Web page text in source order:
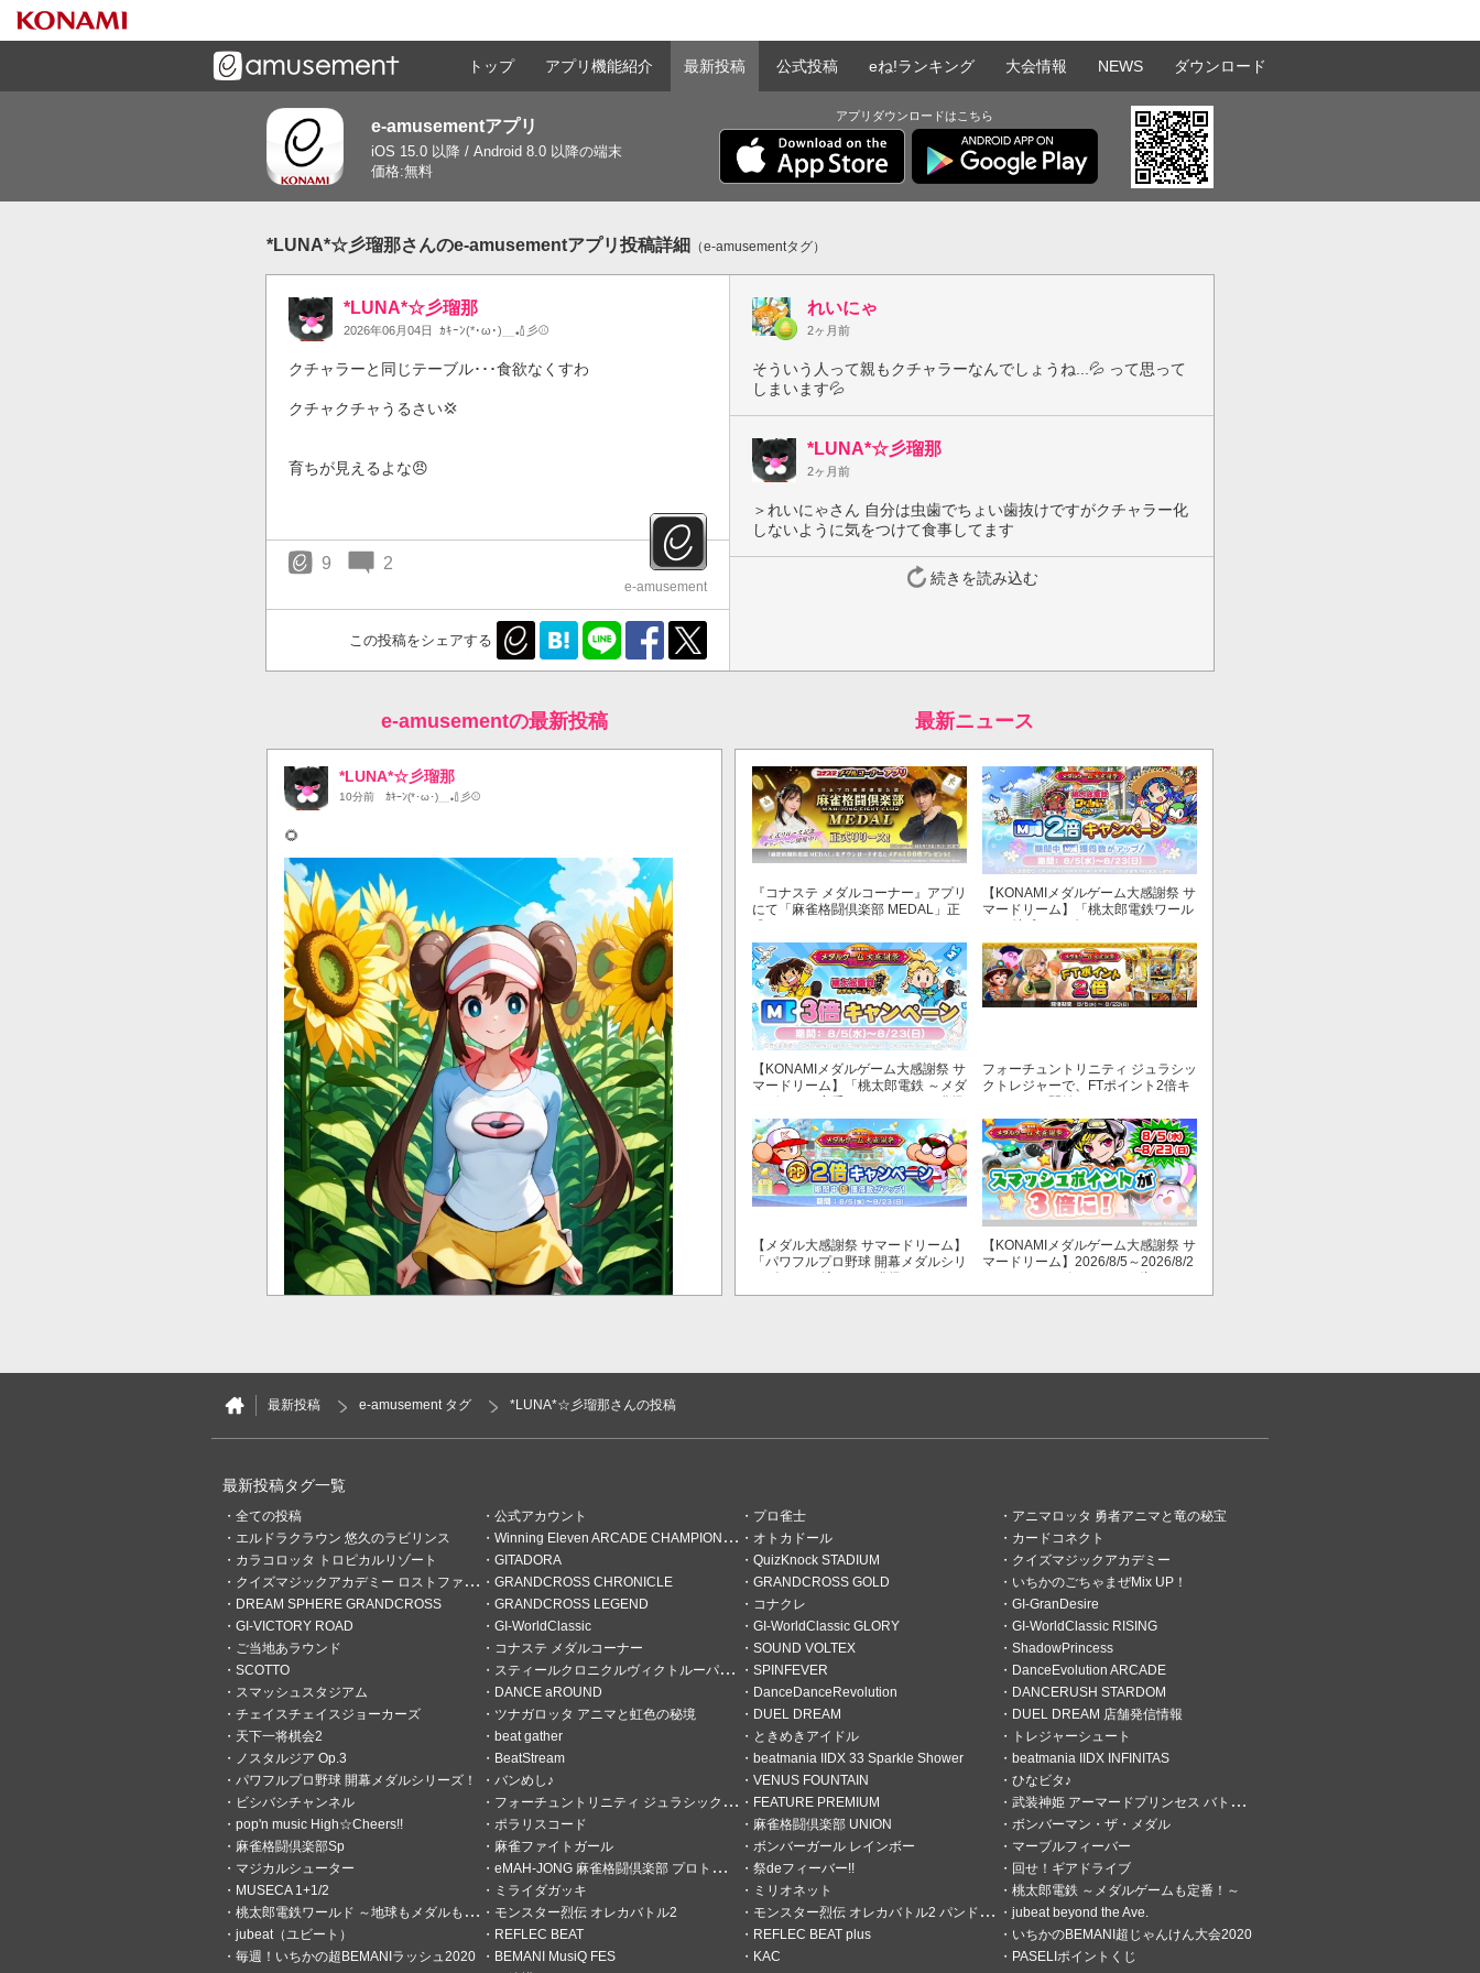
ゲームと連携したコミュニケーションアプリで
トップ アプリ機能紹介 最新投稿 公式投稿 eね!ランキング 大会情報 NEWS ダウンロード
e-amusementアプリ
iOS 15.0 以降 / Android 8.0 以降の端末
価格:無料
アプリダウンロードはこちら
*LUNA*☆彡瑠那さんのe-amusementアプリ投稿詳細 （e-amusementタグ）
*LUNA*☆彡瑠那
2026年06月04日 ｶｷｰﾝ(*･ω･)＿🏏彡⚾️
クチャラーと同じテーブル･･･食欲なくすわ
クチャクチャうるさい💢
育ちが見えるよな😠
9 2
e-amusement
この投稿をシェアする
れいにゃ
2ヶ月前
そういう人って親もクチャラーなんでしょうね...💦 って思って
しまいます💦
*LUNA*☆彡瑠那
2ヶ月前
＞れいにゃさん 自分は虫歯でちょい歯抜けですがクチャラー化
しないように気をつけて食事してます
続きを読み込む
e-amusementの最新投稿
*LUNA*☆彡瑠那
10分前 ｶｷｰﾝ(*･ω･)＿🏏彡⚾️
🌻
0 0
まぁ
20分前 ゲームセンター行きたい！
9月にも最大10連休の並びがあるんだよな🙃
0 0
ジョー
23分前 フォロー／フレンド申請歓迎☆
令和ですよね…？
最新ニュース
『コナステ メダルコーナー』アプリ
にて「麻雀格闘倶楽部 MEDAL」正
【KONAMIメダルゲーム大感謝祭 サ
マードリーム】「桃太郎電鉄ワール
～」でマイル獲得数が2倍！
【KONAMIメダルゲーム大感謝祭 サ
マードリーム】「桃太郎電鉄 ～メダ
数が3倍！
フォーチュントリニティ ジュラシッ
クトレジャーで、FTポイント2倍キ
【メダル大感謝祭 サマードリーム】
「パワフルプロ野球 開幕メダルシリ
が2倍！
【KONAMIメダルゲーム大感謝祭 サ
マードリーム】2026/8/5～2026/8/2
最新投稿 e-amusement タグ *LUNA*☆彡瑠那さんの投稿
最新投稿タグ一覧
全ての投稿 公式アカウント プロ雀士
アニマロッタ 勇者アニマと竜の秘宝
エルドラクラウン 悠久のラビリンス
Winning Eleven ARCADE CHAMPIONSHIP オトカドール
カードコネクト
カラコロッタ トロピカルリゾート
GITADORA QuizKnock STADIUM
クイズマジックアカデミー
クイズマジックアカデミー ロストファンタリウム
GRANDCROSS CHRONICLE GRANDCROSS GOLD
いちかのごちゃまぜMix UP！
DREAM SPHERE GRANDCROSS
GRANDCROSS LEGEND コナクレ
GI-GranDesire
GI-VICTORY ROAD
GI-WorldClassic GI-WorldClassic GLORY
GI-WorldClassic RISING
ご当地あラウンド
コナステ メダルコーナー SOUND VOLTEX
ShadowPrincess
SCOTTO
スティールクロニクルヴィクトルーパーズ SPINFEVER
DanceEvolution ARCADE
スマッシュスタジアム
DANCE aROUND DanceDanceRevolution
DANCERUSH STARDOM
チェイスチェイスジョーカーズ
ツナガロッタ アニマと虹色の秘境 DUEL DREAM
DUEL DREAM 店舗発信情報
天下一将棋会2
beat gather ときめきアイドル
トレジャーシュート
ノスタルジア Op.3
BeatStream beatmania IIDX 33 Sparkle Shower
beatmania IIDX INFINITAS
パワフルプロ野球 開幕メダルシリーズ！
バンめし♪ VENUS FOUNTAIN
ひなビタ♪
ビシバシチャンネル
フォーチュントリニティ ジュラシックトレジャー FEATURE PREMIUM
武装神姫 アーマードプリンセス バトルコンダクター
pop'n music High☆Cheers!!
ポラリスコード 麻雀格闘倶楽部 UNION
ボンバーマン・ザ・メダル
麻雀格闘倶楽部Sp
麻雀ファイトガール ボンバーガール レインボー
マーブルフィーバー
マジカルシューター
eMAH-JONG 麻雀格闘倶楽部 プロトーナメント 祭deフィーバー!!
回せ！ギアドライブ
MUSECA 1+1/2
ミライダガッキ ミリオネット
桃太郎電鉄 ～メダルゲームも定番！～
桃太郎電鉄ワールド ～地球もメダルもまわってる！～
モンスター烈伝 オレカバトル2 モンスター烈伝 オレカバトル2 パンドラのメダル
jubeat beyond the Ave.
jubeat（ユビート）
REFLEC BEAT REFLEC BEAT plus
いちかのBEMANI超じゃんけん大会2020
毎週！いちかの超BEMANIラッシュ2020
BEMANI MusiQ FES KAC
PASELIポイントくじ